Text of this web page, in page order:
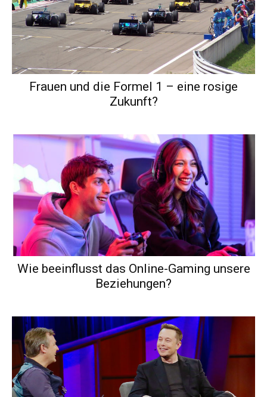
Frauen und die Formel 1 – eine rosige
Zukunft?
Wie beeinflusst das Online-Gaming unsere
Beziehungen?